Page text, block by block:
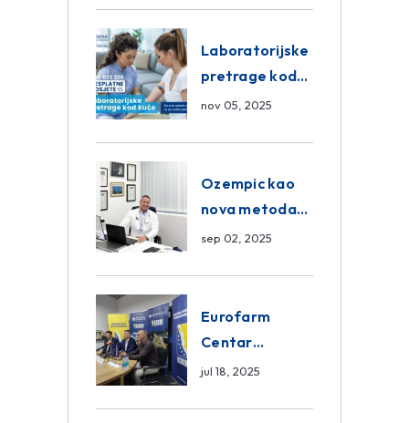
Centar
Poliklinika
Laboratorijske
pretrage kod
kuće – novo u
Poliklinici
nov 05, 2025
Ozempic kao
nova metoda
mršavljenja: da
sep 02, 2025
Eurofarm
Centar
Poliklinika i
jul 18, 2025